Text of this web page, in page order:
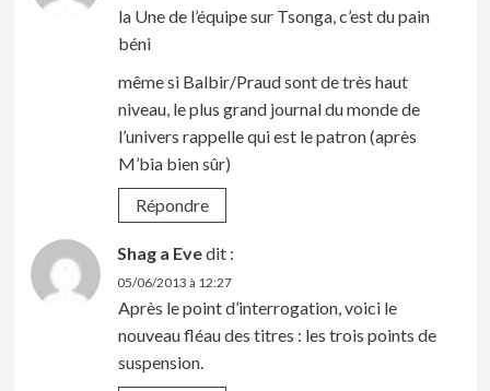
la Une de l’équipe sur Tsonga, c’est du pain
béni
même si Balbir/Praud sont de très haut
niveau, le plus grand journal du monde de
l’univers rappelle qui est le patron (après
M’bia bien sûr)
Répondre
Shag a Evedit :
05/06/2013 à 12:27
Après le point d’interrogation, voici le
nouveau fléau des titres : les trois points de
suspension.